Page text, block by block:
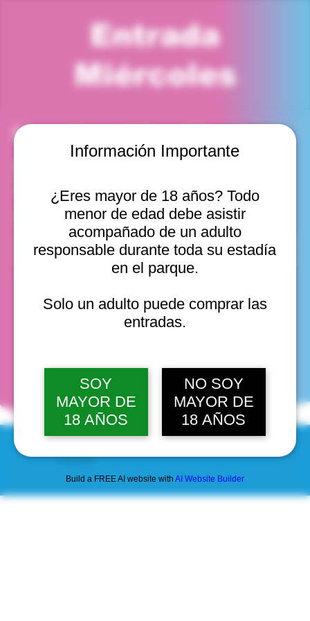
Información Importante
¿Eres mayor de 18 años? Todo
menor de edad debe asistir
acompañado de un adulto
responsable durante toda su estadía
en el parque.
Solo un adulto puede comprar las
entradas.
SOY
MAYOR DE
18 AÑOS
NO SOY
MAYOR DE
18 AÑOS
Build a FREE AI website with AI Website Builder
Entrada
Miércoles
Horario y ubicación
Valparaíso, Chile
Otras fechas
mié, 12 ago, 10:00 a. m.
mié, 12 ago, 11:00 a. m.
mié, 12 ago, 12:00 p. m.
Ver 20
fechas